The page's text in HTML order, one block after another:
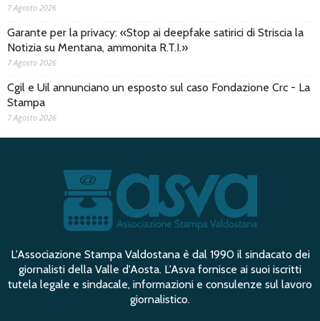
7 Agosto 2026
Garante per la privacy: «Stop ai deepfake satirici di Striscia la
Notizia su Mentana, ammonita R.T.I.»
7 Agosto 2026
Cgil e Uil annunciano un esposto sul caso Fondazione Crc - La
Stampa
7 Agosto 2026
L'Associazione Stampa Valdostana è dal 1990 il sindacato dei
giornalisti della Valle d'Aosta. L'Asva fornisce ai suoi iscritti
tutela legale e sindacale, informazioni e consulenze sul lavoro
giornalistico.